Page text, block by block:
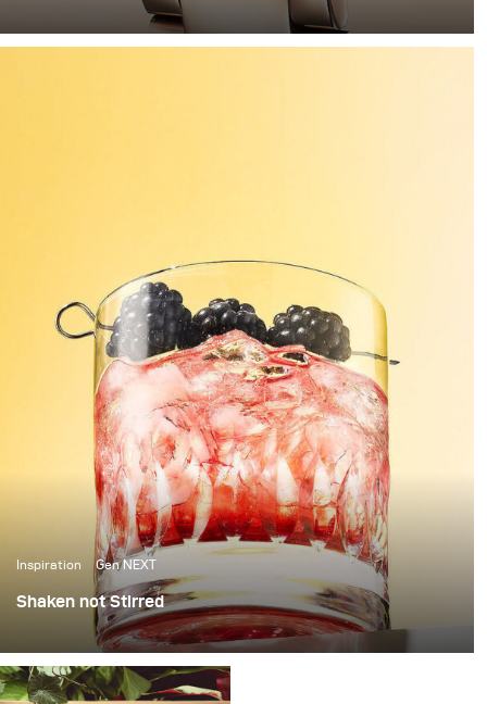
I find watches to be one of the most complex objects to
photograph. The set up alone can take hours of
Inspiration Gen NEXT
Shaken not Stirred
The last few weeks in Berlin have been amazing, with
over 25 degrees temperatures and sunshine, it’s been
the perfect weather to photograph some cool summer